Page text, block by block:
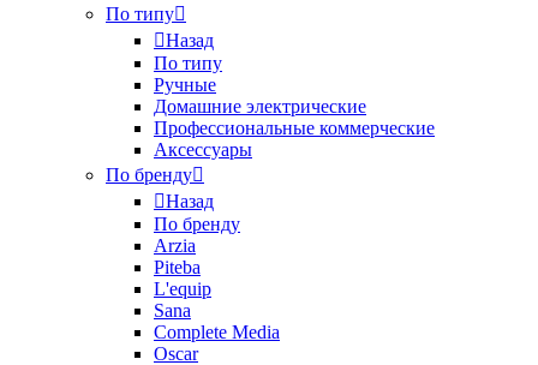
По типу
Назад
По типу
Ручные
Домашние электрические
Профессиональные коммерческие
Аксессуары
По бренду
Назад
По бренду
Arzia
Piteba
L'equip
Sana
Complete Media
Oscar